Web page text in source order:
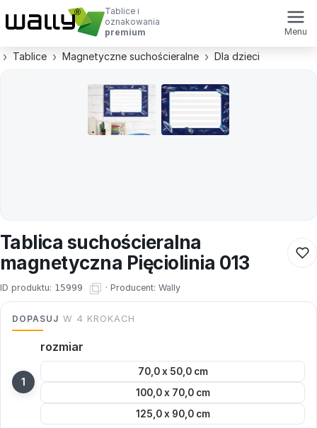
Tablice i
oznakowania
premium
Menu
Tablice Magnetyczne suchościeralne Dla dzieci
Tablica suchościeralna
magnetyczna Pięciolinia 013
ID produktu: 15999 · Producent: Wally
DOPASUJ W 4 KROKACH
rozmiar
70,0 x 50,0 cm
100,0 x 70,0 cm
125,0 x 90,0 cm